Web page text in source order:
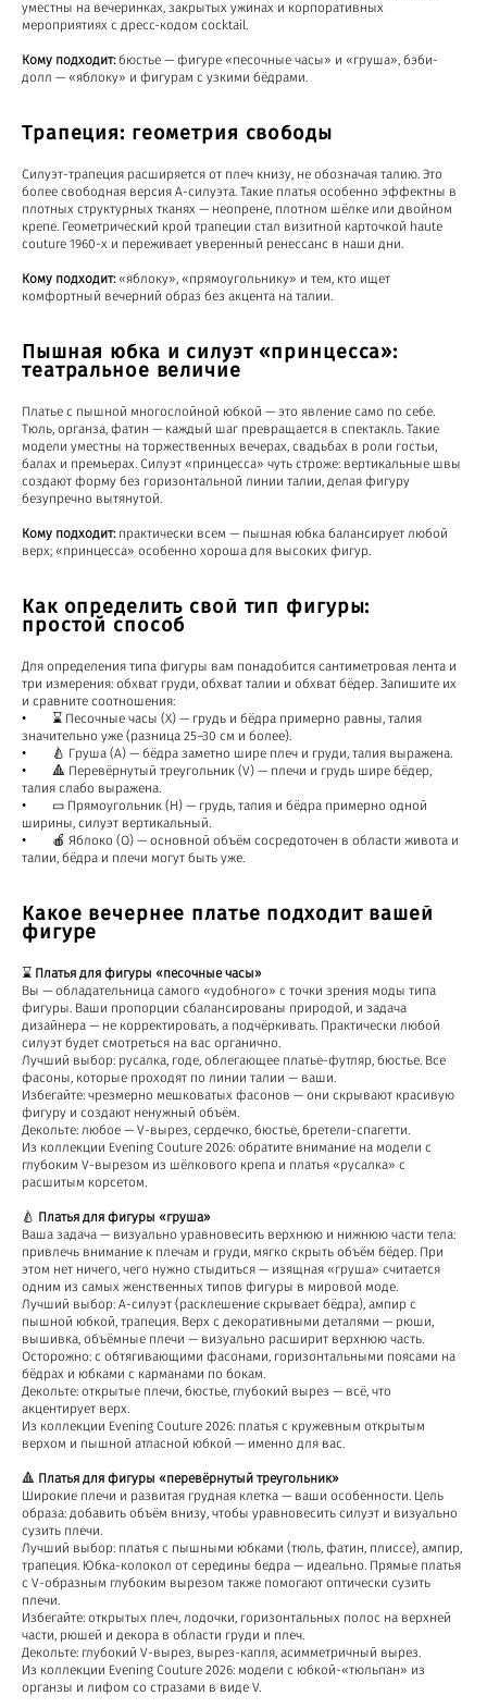
уместны на вечеринках, закрытых ужинах и корпоративных
мероприятиях с дресс-кодом cocktail.
Кому подходит:бюстье — фигуре «песочные часы» и «груша», бэби-
долл — «яблоку» и фигурам с узкими бёдрами.
Трапеция: геометрия свободы
Силуэт-трапеция расширяется от плеч книзу, не обозначая талию. Это
более свободная версия А-силуэта. Такие платья особенно эффектны в
плотных структурных тканях — неопрене, плотном шёлке или двойном
крепе. Геометрический крой трапеции стал визитной карточкой haute
couture 1960-х и переживает уверенный ренессанс в наши дни.
Кому подходит:«яблоку», «прямоугольнику» и тем, кто ищет
комфортный вечерний образ без акцента на талии.
Пышная юбка и силуэт «принцесса»:
театральное величие
Платье с пышной многослойной юбкой — это явление само по себе.
Тюль, органза, фатин — каждый шаг превращается в спектакль. Такие
модели уместны на торжественных вечерах, свадьбах в роли гостьи,
балах и премьерах. Силуэт «принцесса» чуть строже: вертикальные швы
создают форму без горизонтальной линии талии, делая фигуру
безупречно вытянутой.
Кому подходит:практически всем — пышная юбка балансирует любой
верх; «принцесса» особенно хороша для высоких фигур.
Как определить свой тип фигуры:
простой способ
Для определения типа фигуры вам понадобится сантиметровая лента и
три измерения: обхват груди, обхват талии и обхват бёдер. Запишите их
и сравните соотношения:
• ⌛ Песочные часы (X) — грудь и бёдра примерно равны, талия
значительно уже (разница 25–30 см и более).
• 🍐 Груша (A) — бёдра заметно шире плеч и груди, талия выражена.
• 🔺 Перевёрнутый треугольник (V) — плечи и грудь шире бёдер,
талия слабо выражена.
• ▭ Прямоугольник (H) — грудь, талия и бёдра примерно одной
ширины, силуэт вертикальный.
• 🍎 Яблоко (O) — основной объём сосредоточен в области живота и
талии, бёдра и плечи могут быть уже.
Какое вечернее платье подходит вашей
фигуре
⌛ Платья для фигуры «песочные часы»
Вы — обладательница самого «удобного» с точки зрения моды типа
фигуры. Ваши пропорции сбалансированы природой, и задача
дизайнера — не корректировать, а подчёркивать. Практически любой
силуэт будет смотреться на вас органично.
Лучший выбор: русалка, годе, облегающее платье-футляр, бюстье. Все
фасоны, которые проходят по линии талии — ваши.
Избегайте: чрезмерно мешковатых фасонов — они скрывают красивую
фигуру и создают ненужный объём.
Декольте: любое — V-вырез, сердечко, бюстье, бретели-спагетти.
Из коллекции Evening Couture 2026: обратите внимание на модели с
глубоким V-вырезом из шёлкового крепа и платья «русалка» с
расшитым корсетом.
🍐 Платья для фигуры «груша»
Ваша задача — визуально уравновесить верхнюю и нижнюю части тела:
привлечь внимание к плечам и груди, мягко скрыть объём бёдер. При
этом нет ничего, чего нужно стыдиться — изящная «груша» считается
одним из самых женственных типов фигуры в мировой моде.
Лучший выбор: А-силуэт (расклешение скрывает бёдра), ампир с
пышной юбкой, трапеция. Верх с декоративными деталями — рюши,
вышивка, объёмные плечи — визуально расширит верхнюю часть.
Осторожно: с обтягивающими фасонами, горизонтальными поясами на
бёдрах и юбками с карманами по бокам.
Декольте: открытые плечи, бюстье, глубокий вырез — всё, что
акцентирует верх.
Из коллекции Evening Couture 2026: платья с кружевным открытым
верхом и пышной атласной юбкой — именно для вас.
🔺 Платья для фигуры «перевёрнутый треугольник»
Широкие плечи и развитая грудная клетка — ваши особенности. Цель
образа: добавить объём внизу, чтобы уравновесить силуэт и визуально
сузить плечи.
Лучший выбор: платья с пышными юбками (тюль, фатин, плиссе), ампир,
трапеция. Юбка-колокол от середины бедра — идеально. Прямые платья
с V-образным глубоким вырезом также помогают оптически сузить
плечи.
Избегайте: открытых плеч, лодочки, горизонтальных полос на верхней
части, рюшей и декора в области груди и плеч.
Декольте: глубокий V-вырез, вырез-капля, асимметричный вырез.
Из коллекции Evening Couture 2026: модели с юбкой-«тюльпан» из
органзы и лифом со стразами в виде V.